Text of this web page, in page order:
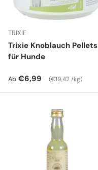
TRIXIE
Trixie Knoblauch Pellets
für Hunde
Normaler Preis
Ab €6,99 Grundpreis
€19,42 /kg